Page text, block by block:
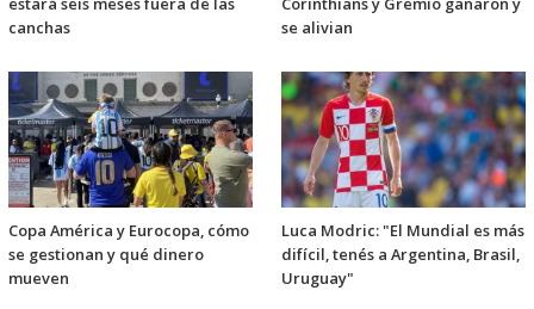
canchas
se alivian
Copa América y Eurocopa, cómo
se gestionan y qué dinero
mueven
Luca Modric: "El Mundial es más
difícil, tenés a Argentina, Brasil,
Uruguay"